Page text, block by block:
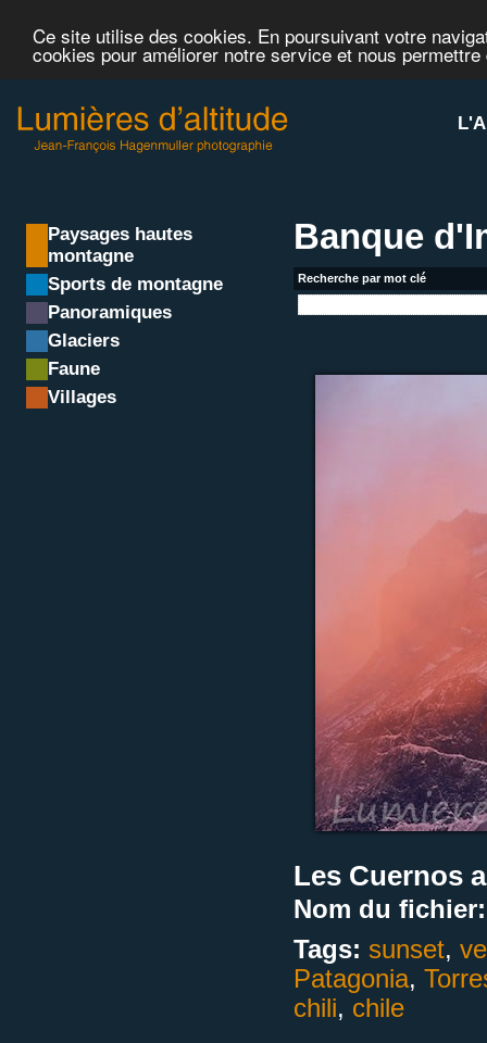
Ce site utilise des cookies. En poursuivant votre
cookies pour améliorer notre service et nous
Paysages hautes
montagne
Sports de montagne
Panoramiques
Glaciers
Faune
Villages
Banque
Recherche par mot clé
Les Cuernos
Nom du fichier:
Tags: sunset,
Patagonia,
chili, chile